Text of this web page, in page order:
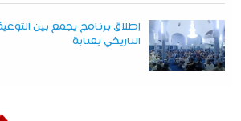
إطلاق برنامج يجمع بين
التاريخي بعنابة